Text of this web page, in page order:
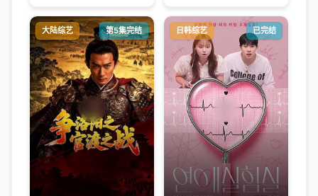
大陆综艺 第5集完结 日韩综艺 已完结